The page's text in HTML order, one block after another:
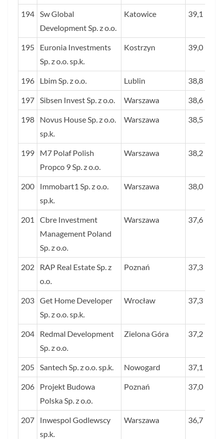
194 Sw Global
Development Sp. z o.o.
Katowice 39,1
195
Euronia Investments
Sp. z o.o. sp.k.
Kostrzyn 39,0
196 Lbim Sp. z o.o. Lublin 38,8
197 Sibsen Invest Sp. z o.o. Warszawa 38,6
198
Novus House Sp. z o.o.
sp.k.
Warszawa 38,5
199
M7 Polaf Polish
Propco 9 Sp. z o.o.
Warszawa 38,2
200
Immobart1 Sp. z o.o.
sp.k.
Warszawa 38,0
201
Cbre Investment
Management Poland
Sp. z o.o.
Warszawa 37,6
202
RAP Real Estate Sp. z
o.o.
Poznań 37,3
203 Get Home Developer
Sp. z o.o. sp.k.
Wrocław 37,3
204
Redmal Development
Sp. z o.o.
Zielona Góra 37,2
205 Santech Sp. z o.o. sp.k. Nowogard 37,1
206
Projekt Budowa
Polska Sp. z o.o.
Poznań 37,0
207
Inwespol Godlewscy
sp.k.
Warszawa 36,7